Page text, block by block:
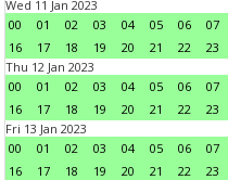
Wed 11 Jan 2023
00
01 02 03 04 05 06 07
16
17 18 19 20 21 22
23
Thu 12 Jan 2023
00
01 02 03 04 05 06 07
16
17 18 19 20 21 22
23
Fri 13 Jan 2023
00
01 02 03 04 05 06 07
16
17 18 19 20 21 22
23